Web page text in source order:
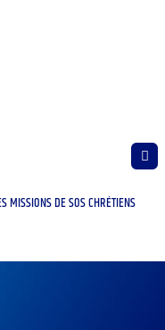
MISSIONS DE SOS CHRÉTIENS